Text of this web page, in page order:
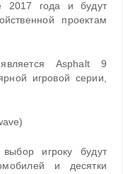
2017 года и будут
проектам
Asphalt 9
игровой серии,
игроку будут
и десятки